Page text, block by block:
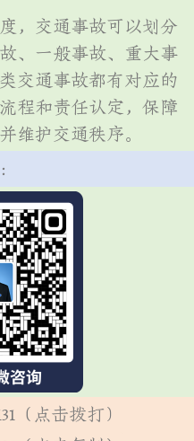
，交通事故可以划分
、一般事故、重大事
交通事故都有对应的
程和责任认定，保障
维护交通秩序。
（点击拨打）